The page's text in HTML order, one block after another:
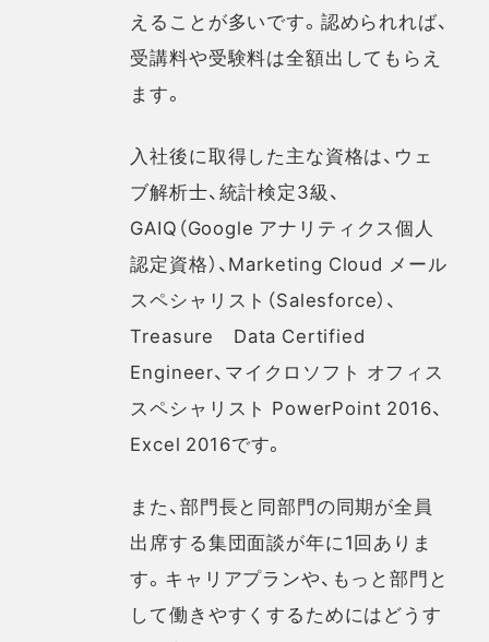
えることが多いです。認められれば、
受講料や受験料は全額出してもらえ
ます。
入社後に取得した主な資格は、ウェ
ブ解析士、統計検定3級、
GAIQ（Google アナリティクス個人
認定資格）、Marketing Cloud メール
スペシャリスト（Salesforce）、
Treasure Data Certified
Engineer、マイクロソフト オフィス
スペシャリスト PowerPoint 2016、
Excel 2016です。
また、部門長と同部門の同期が全員
出席する集団面談が年に1回ありま
す。キャリアプランや、もっと部門と
して働きやすくするためにはどうす